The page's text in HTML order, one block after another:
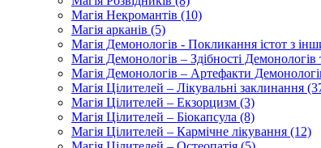
Магія Некромантів (10)
Магія арканів (5)
Магія Демонологів - Покликання істот з
Магія Демонологів – Здібності Демонологів
Магія Демонологів – Артефакти
Магія Цілителей – Лікувальні заклинання
Магія Цілителей – Екзорцизм (3)
Магія Цілителей – Біокапсула (8)
Магія Цілителей – Кармічне лікування (12)